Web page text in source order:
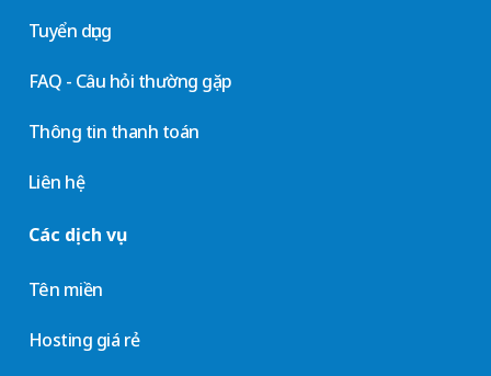
Tuyển dụng
FAQ - Câu hỏi thường gặp
Thông tin thanh toán
Liên hệ
Các dịch vụ
Tên miền
Hosting giá rẻ